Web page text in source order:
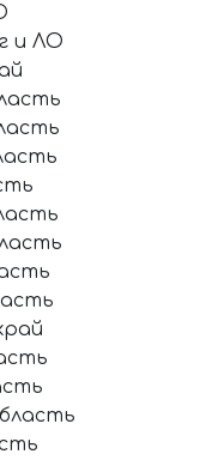
и ЛО